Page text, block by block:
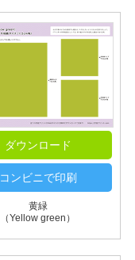
ダウンロード
コンビニで印刷
黄緑
（Yellow green）